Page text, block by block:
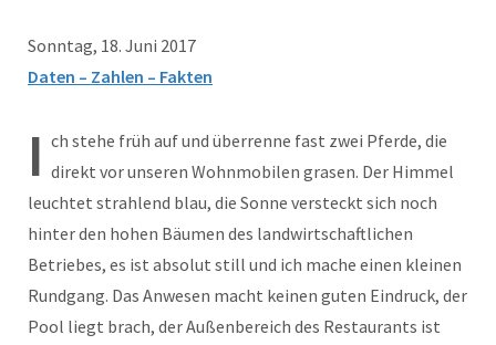
Sonntag, 18. Juni 2017
Daten – Zahlen – Fakten
I ch stehe früh auf und überrenne fast zwei Pferde, die
direkt vor unseren Wohnmobilen grasen. Der Himmel
leuchtet strahlend blau, die Sonne versteckt sich noch
hinter den hohen Bäumen des landwirtschaftlichen
Betriebes, es ist absolut still und ich mache einen kleinen
Rundgang. Das Anwesen macht keinen guten Eindruck, der
Pool liegt brach, der Außenbereich des Restaurants ist